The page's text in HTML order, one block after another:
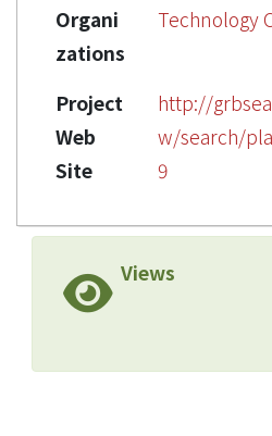
Organi
zations
Technology
Project
Web
Site
http://
w/search/
9
Views